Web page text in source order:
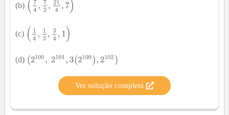
(b)
(c)
(d)
Ver solução completa